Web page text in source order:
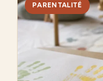
PARENTALITÉ